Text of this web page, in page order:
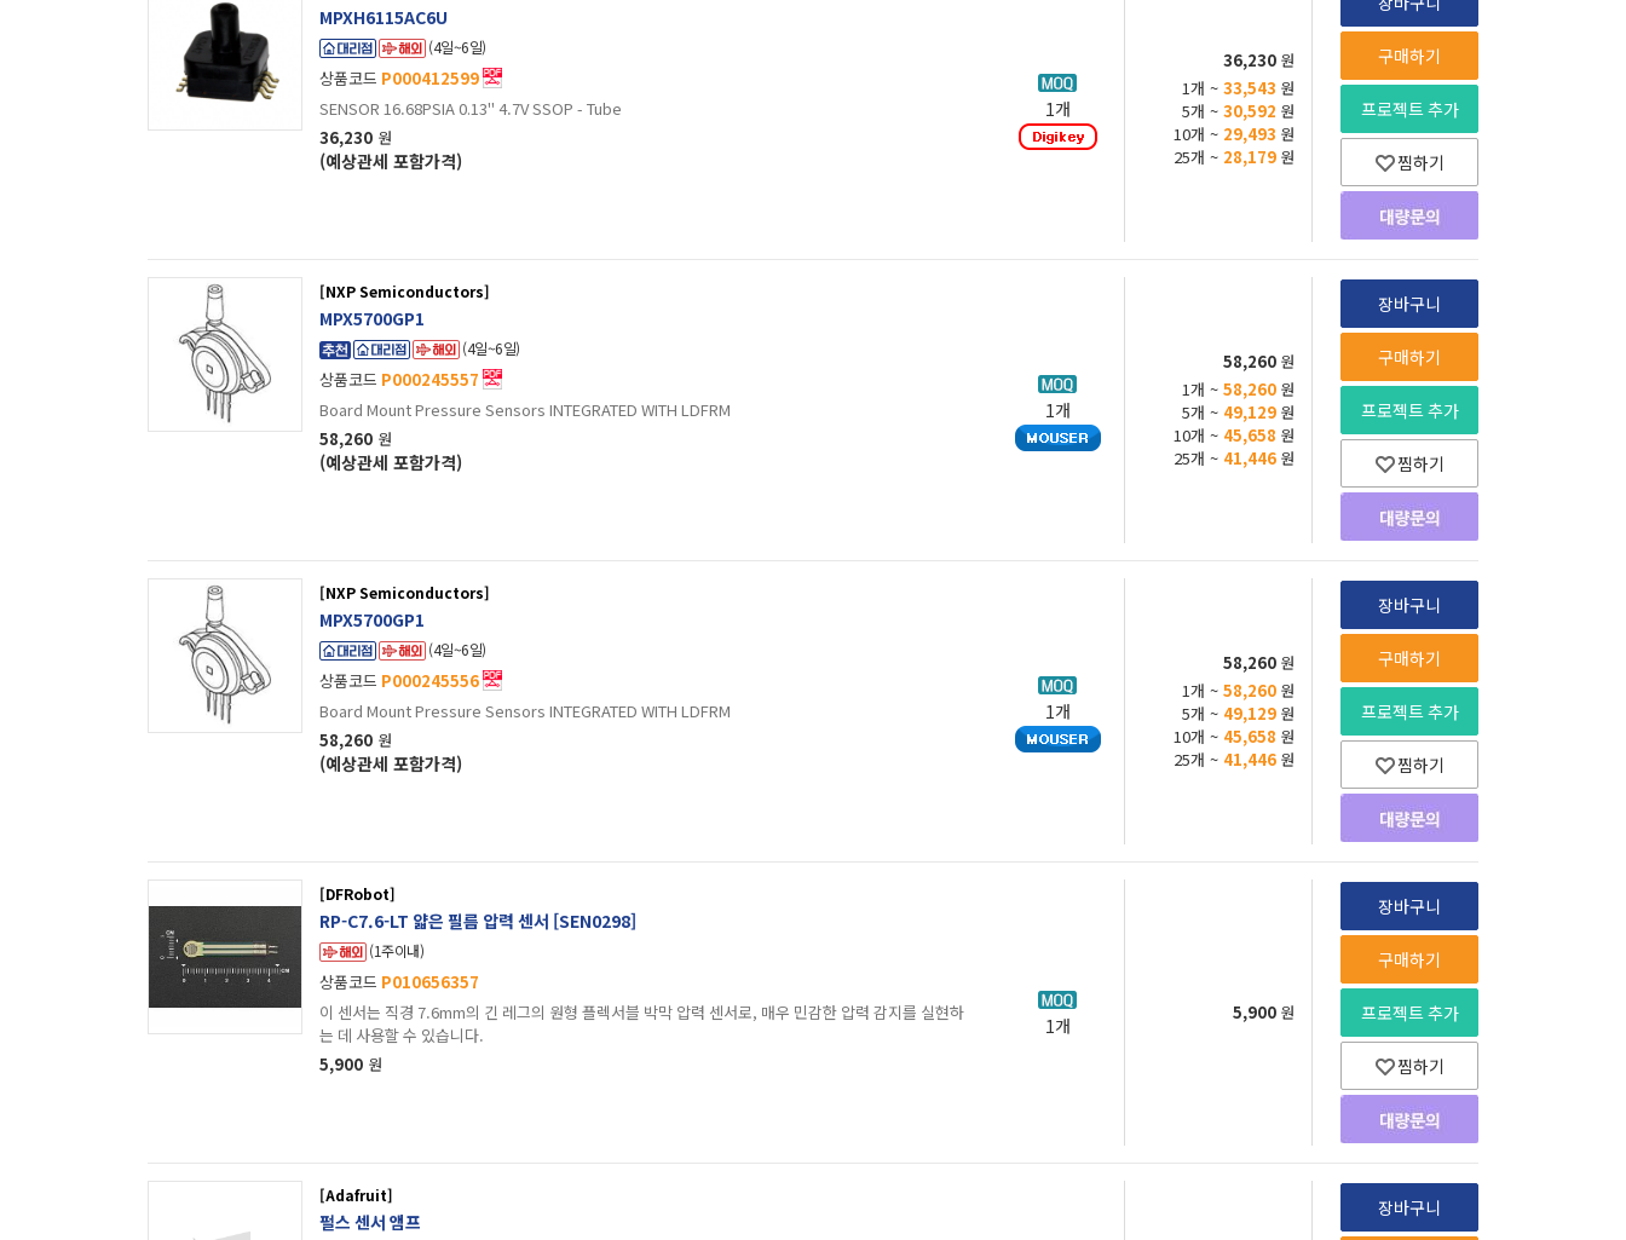
MPXH6115AC6U
(4일~6일)
상품코드 P000412599
SENSOR 16.68PSIA 0.13" 4.7V SSOP - Tube
36,230 원
(예상관세 포함가격)
1개
36,230 원
1개 ~ 33,543 원
5개 ~ 30,592 원
10개 ~ 29,493 원
25개 ~ 28,179 원
구매하기
프로젝트 추가
찜하기
[NXP Semiconductors]
MPX5700GP1
(4일~6일)
상품코드 P000245557
Board Mount Pressure Sensors INTEGRATED WITH LDFRM
58,260 원
(예상관세 포함가격)
1개
58,260 원
1개 ~ 58,260 원
5개 ~ 49,129 원
10개 ~ 45,658 원
25개 ~ 41,446 원
장바구니
구매하기
프로젝트 추가
찜하기
[NXP Semiconductors]
MPX5700GP1
(4일~6일)
상품코드 P000245556
Board Mount Pressure Sensors INTEGRATED WITH LDFRM
58,260 원
(예상관세 포함가격)
1개
58,260 원
1개 ~ 58,260 원
5개 ~ 49,129 원
10개 ~ 45,658 원
25개 ~ 41,446 원
장바구니
구매하기
프로젝트 추가
찜하기
[DFRobot]
RP-C7.6-LT 얇은 필름 압력 센서 [SEN0298]
(1주이내)
상품코드 P010656357
이 센서는 직경 7.6mm의 긴 레그의 원형 플렉서블 박막 압력 센서로, 매우 민감한 압력 감지를 실현하
는 데 사용할 수 있습니다.
5,900 원
1개
5,900 원
장바구니
구매하기
프로젝트 추가
찜하기
[Adafruit]
펄스 센서 앰프
장바구니